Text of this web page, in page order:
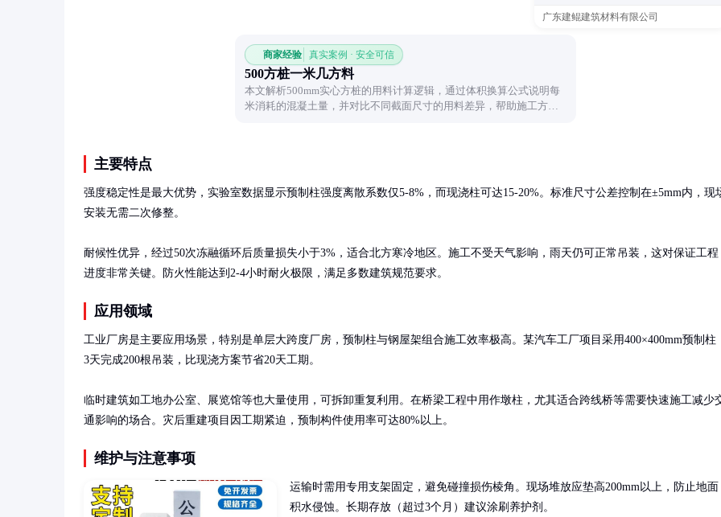
广东建鲲建筑材料有限公司
商家经验 真实案例 · 安全可信
500方桩一米几方料
本文解析500mm实心方桩的用料计算逻辑，通过体积换算公式说明每
米消耗的混凝土量，并对比不同截面尺寸的用料差异，帮助施工方快
主要特点
强度稳定性是最大优势，实验室数据显示预制柱强度离散系数仅5-8%，而现浇柱可达15-20%。标准尺寸公差控制在±5mm内，现
安装无需二次修整。
耐候性优异，经过50次冻融循环后质量损失小于3%，适合北方寒冷地区。施工不受天气影响，雨天仍可正常吊装，这对保证工程
进度非常关键。防火性能达到2-4小时耐火极限，满足多数建筑规范要求。
应用领域
工业厂房是主要应用场景，特别是单层大跨度厂房，预制柱与钢屋架组合施工效率极高。某汽车工厂项目采用400×400mm预制柱
3天完成200根吊装，比现浇方案节省20天工期。
临时建筑如工地办公室、展览馆等也大量使用，可拆卸重复利用。在桥梁工程中用作墩柱，尤其适合跨线桥等需要快速施工减少
通影响的场合。灾后重建项目因工期紧迫，预制构件使用率可达80%以上。
维护与注意事项
运输时需用专用支架固定，避免碰撞损伤棱角。现场堆放应垫高200mm以上，防止地面
积水侵蚀。长期存放（超过3个月）建议涂刷养护剂。